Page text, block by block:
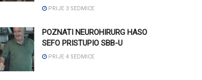
PRIJE 3 SEDMICE
POZNATI NEUROHIRURG HASO
SEFO PRISTUPIO SBB-U
PRIJE 4 SEDMICE